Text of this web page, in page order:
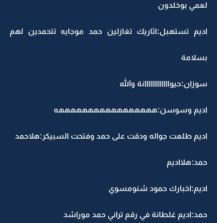
لعمي بوخلدون
اديم تستهبل:اثاريك تغازلين حمد موجايه تتحمدين لهم
بسلامة
سوزان:حيوااااااااااااانة والله
اديم وسوسن:هههههههههههههههههه
اديم طلعت جواله ودقت على حمد وفتحت السبيكر:هلاحمد
حمد:هلااديم
اديم:اخبارك حمود شنومسوي
حمد:اديم غلطانة في رقم تراني حمد موراشد